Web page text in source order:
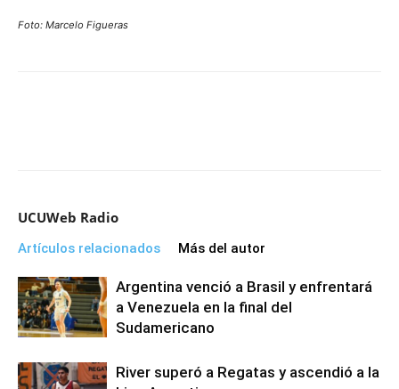
Foto: Marcelo Figueras
UCUWeb Radio
Artículos relacionados Más del autor
Argentina venció a Brasil y enfrentará
a Venezuela en la final del
Sudamericano
River superó a Regatas y ascendió a la